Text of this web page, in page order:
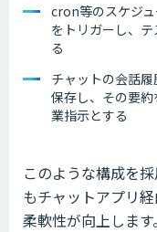
cron等のスケジ
をトリガーし、
る
チャットの会話
保存し、その要
業指示とする
このような構成を
もチャットアプリ
柔軟性が向上します。